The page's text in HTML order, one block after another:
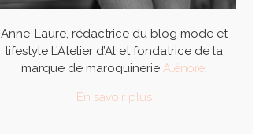
Anne-Laure, rédactrice du blog mode et
lifestyle L’Atelier d’Al et fondatrice de la
marque de maroquinerieAlénore.
En savoir plus